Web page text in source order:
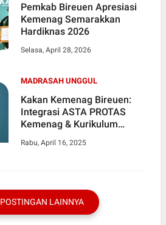
Pemkab Bireuen Apresiasi
Kemenag Semarakkan
Hardiknas 2026
Selasa, April 28, 2026
MADRASAH UNGGUL
Kakan Kemenag Bireuen:
Integrasi ASTA PROTAS
Kemenag & Kurikulum
Madrasah Unggul
Rabu, April 16, 2025
LAINNYA